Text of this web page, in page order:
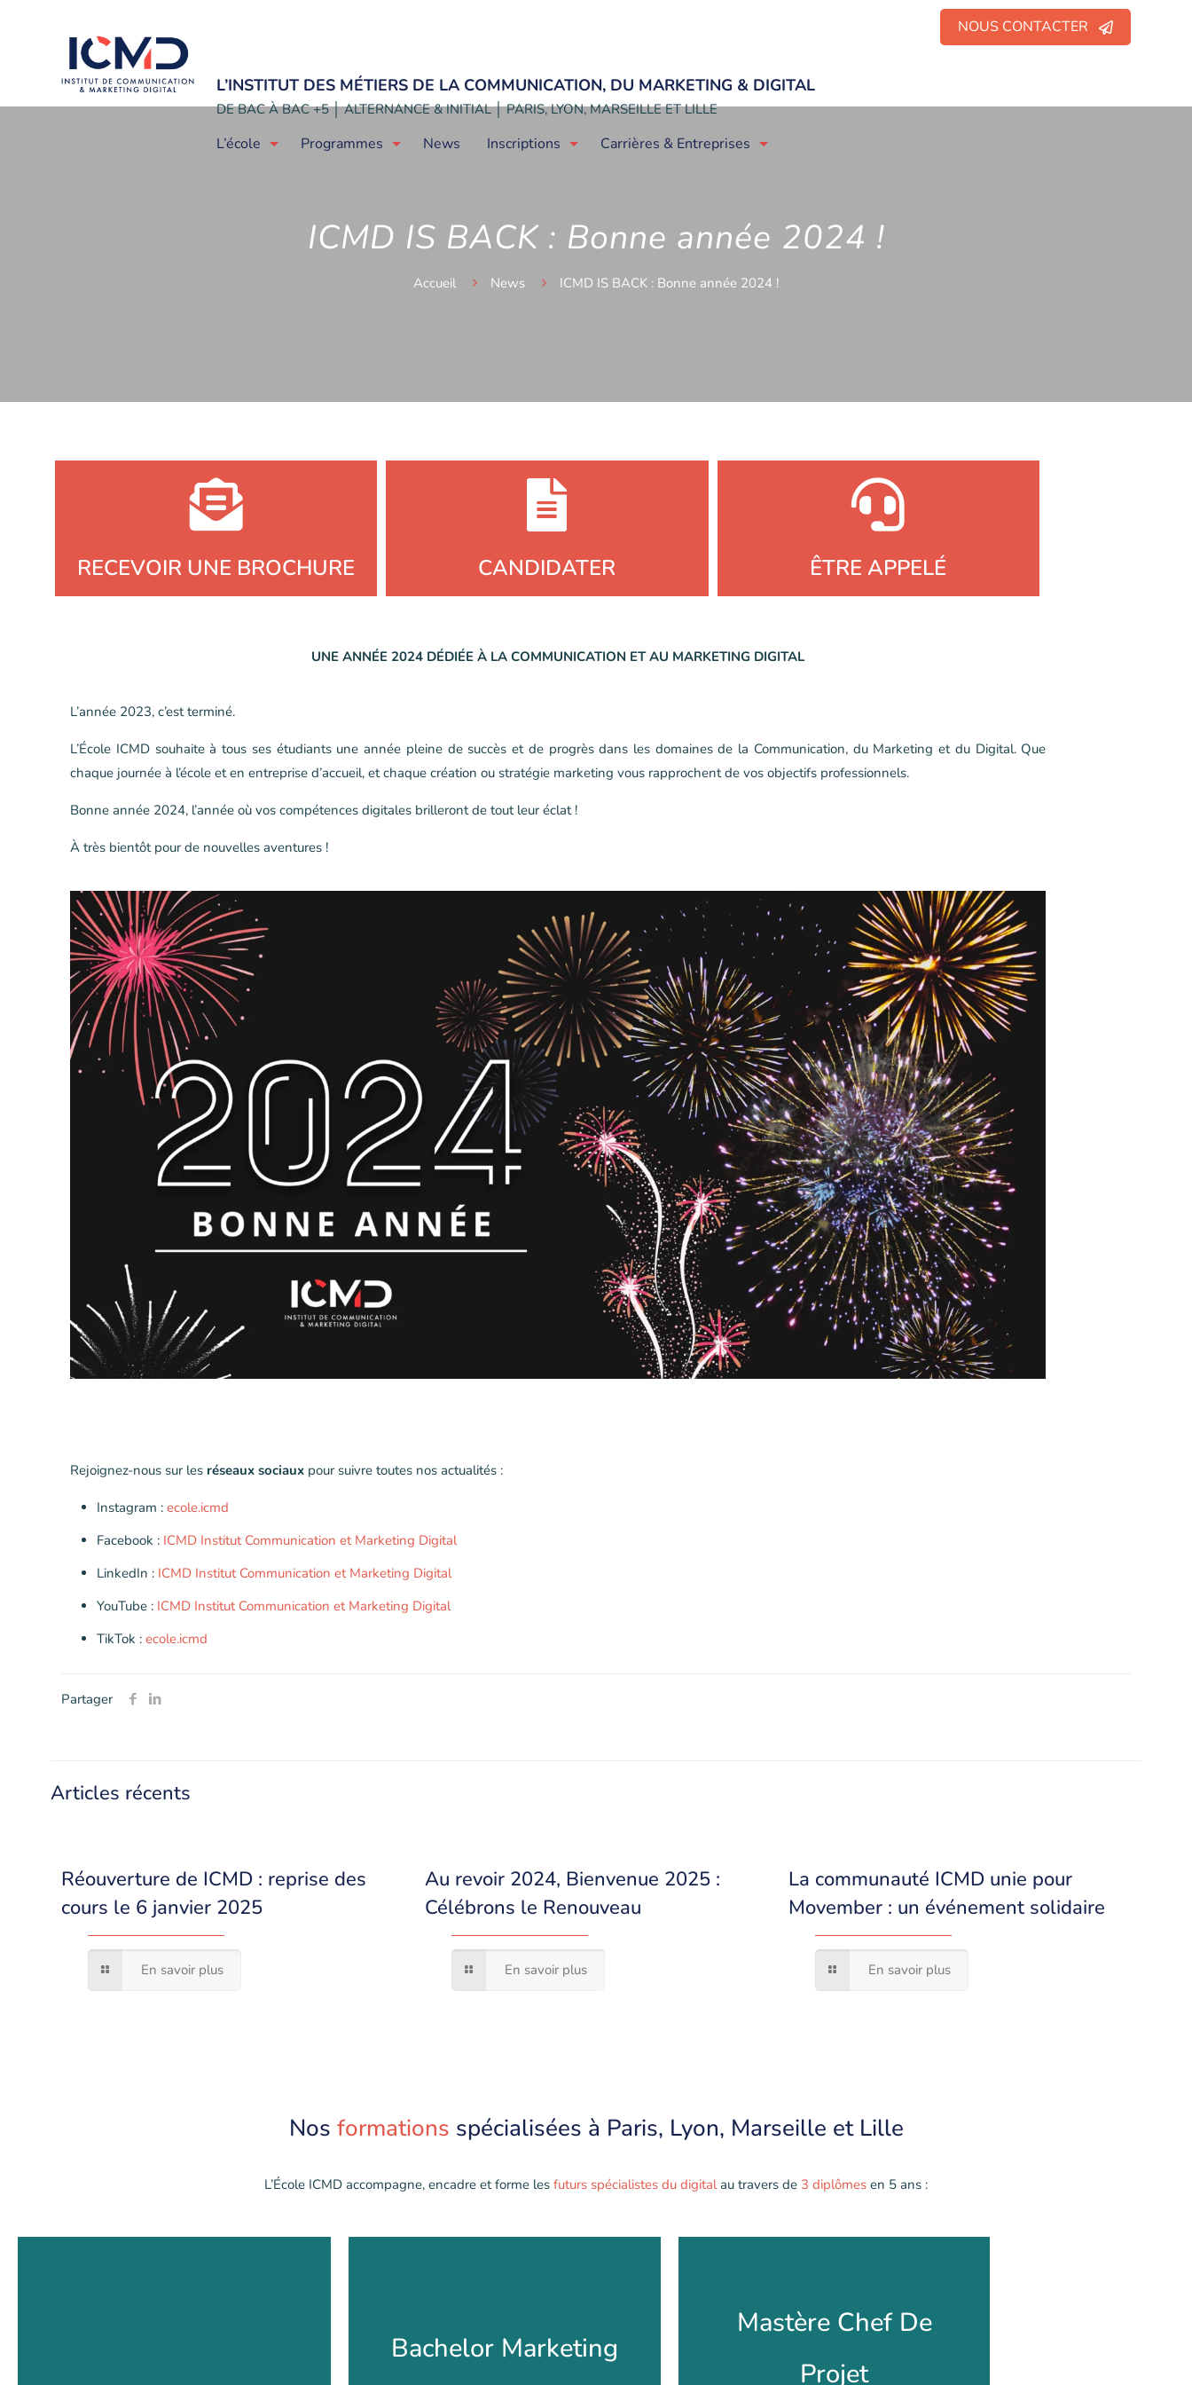
L’INSTITUT DES MÉTIERS DE LA COMMUNICATION, DU MARKETING & DIGITAL
DE BAC À BAC +5 │ ALTERNANCE & INITIAL │ PARIS, LYON, MARSEILLE ET LILLE
L’école Programmes News Inscriptions Carrières & Entreprises
NOUS CONTACTER
ICMD IS BACK : Bonne année 2024 !
Accueil News ICMD IS BACK : Bonne année 2024 !
RECEVOIR UNE BROCHURE CANDIDATER ÊTRE APPELÉ
UNE ANNÉE 2024 DÉDIÉE À LA COMMUNICATION ET AU MARKETING DIGITAL
L’année 2023, c’est terminé.
L’École ICMD souhaite à tous ses étudiants une année pleine de succès et de progrès dans les domaines de la Communication, du Marketing et du Digital. Que
chaque journée à l’école et en entreprise d’accueil, et chaque création ou stratégie marketing vous rapprochent de vos objectifs professionnels.
Bonne année 2024, l’année où vos compétences digitales brilleront de tout leur éclat !
À très bientôt pour de nouvelles aventures !
Rejoignez-nous sur les réseaux sociaux pour suivre toutes nos actualités :
Instagram :ecole.icmd
Facebook : ICMD Institut Communication et Marketing Digital
LinkedIn : ICMD Institut Communication et Marketing Digital
YouTube : ICMD Institut Communication et Marketing Digital
TikTok :ecole.icmd
Partager
Articles récents
Réouverture de ICMD : reprise des
cours le 6 janvier 2025
En savoir plus
Au revoir 2024, Bienvenue 2025 :
Célébrons le Renouveau
En savoir plus
La communauté ICMD unie pour
Movember : un événement solidaire
En savoir plus
Nos formations spécialisées à Paris, Lyon, Marseille et Lille
L’École ICMD accompagne, encadre et forme les futurs spécialistes du digitalau travers de 3 diplômes en 5 ans :
Bachelor Marketing
Communication Digital
Mastère Chef De
Projet